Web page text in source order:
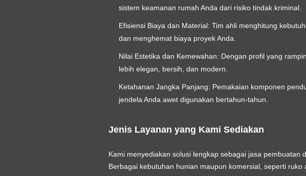
sistem keamanan rumah Anda dari risiko tindak kriminal.
Efisiensi Biaya dan Material: Tim ahli menghitung
dan menghemat biaya proyek Anda.
Nilai Estetika dan Kemewahan: Dengan profil yang
lebih elegan, bersih, dan modern.
Ketahanan Jangka Panjang: Pemakaian komponen
jendela Anda awet digunakan bertahun-tahun.
Jenis Layanan yang Kami Sediakan
Kami menyediakan solusi lengkap sebagai jasa pembuatan
Berbagai kebutuhan hunian maupun komersial, seperti